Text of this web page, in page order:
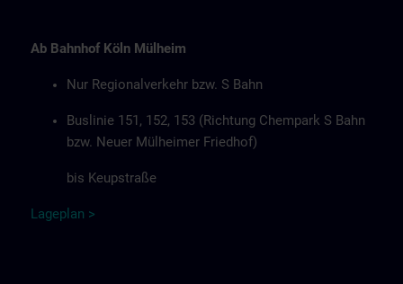
Ab Bahnhof Köln Mülheim
Nur Regionalverkehr bzw. S Bahn
Buslinie 151, 152, 153 (Richtung Chempark S Bahn
bzw. Neuer Mülheimer Friedhof)
bis Keupstraße
Lageplan >